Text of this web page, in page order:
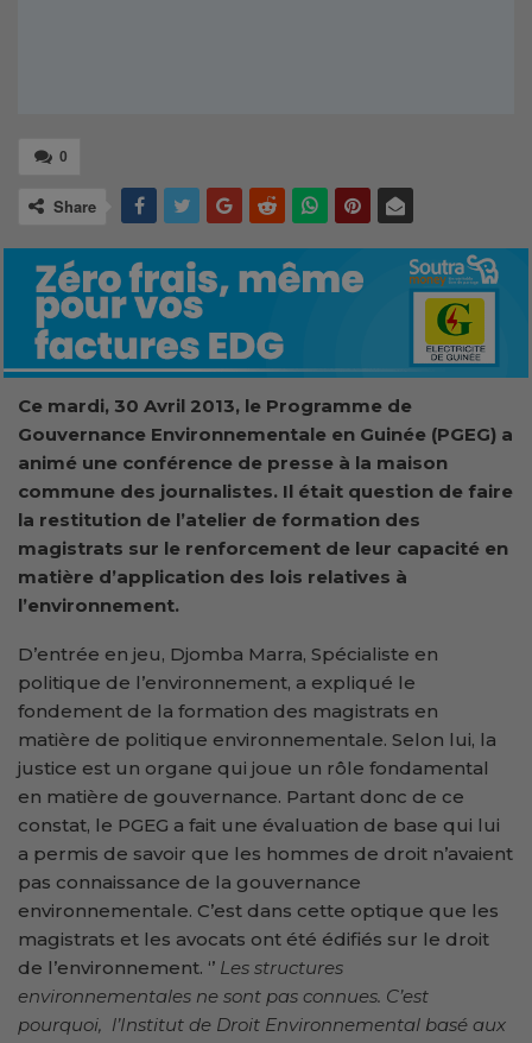
0
Share
Ce mardi, 30 Avril 2013, le Programme de
Gouvernance Environnementale en Guinée (PGEG) a
animé une conférence de presse à la maison
commune des journalistes. Il était question de faire
la restitution de l’atelier de formation des
magistrats sur le renforcement de leur capacité en
matière d’application des lois relatives à
l’environnement.
D’entrée en jeu, Djomba Marra, Spécialiste en
politique de l’environnement, a expliqué le
fondement de la formation des magistrats en
matière de politique environnementale. Selon lui, la
justice est un organe qui joue un rôle fondamental
en matière de gouvernance. Partant donc de ce
constat, le PGEG a fait une évaluation de base qui lui
a permis de savoir que les hommes de droit n’avaient
pas connaissance de la gouvernance
environnementale. C’est dans cette optique que les
magistrats et les avocats ont été édifiés sur le droit
de l’environnement. ‘’ Les structures
environnementales ne sont pas connues. C’est
pourquoi, l’Institut de Droit Environnemental basé aux